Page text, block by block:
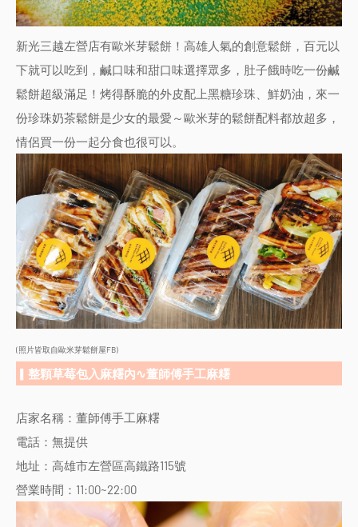
新光三越左營店有歐米芽鬆餅！高雄人氣的創意鬆餅，百元以
下就可以吃到，鹹口味和甜口味選擇眾多，肚子餓時吃一份鹹
鬆餅超級滿足！烤得酥脆的外皮配上黑糖珍珠、鮮奶油，來一
份珍珠奶茶鬆餅是少女的最愛～歐米芽的鬆餅配料都放超多，
情侶買一份一起分食也很可以。
(照片皆取自歐米芽鬆餅屋FB)
▎整顆草莓包入麻糬內∿董師傅手工麻糬
店家名稱：董師傅手工麻糬
電話：無提供
地址：高雄市左營區高鐵路115號
營業時間：11:00~22:00